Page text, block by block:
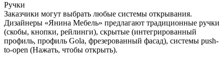
Ручки
Заказчики могут выбрать любые системы открывания.
Дизайнеры «Янина Мебель» предлагают традиционные ручки
(скобы, кнопки, рейлинги), скрытые (интегрированный
профиль, профиль Gola, фрезерованный фасад), системы push-
to-open (Нажать, чтобы открыть).